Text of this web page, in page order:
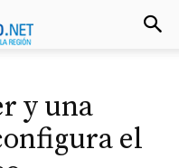
y una
el